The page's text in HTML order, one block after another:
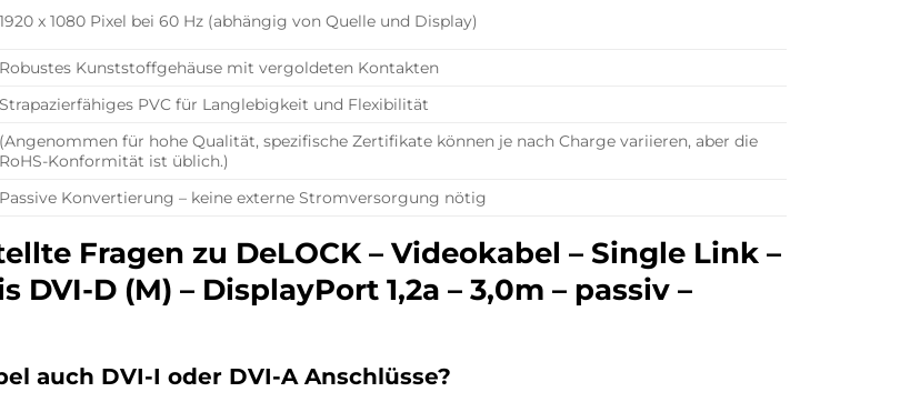
1920 x 1080 Pixel bei 60 Hz (abhängig von Quelle und Display)
Robustes Kunststoffgehäuse mit vergoldeten Kontakten
Strapazierfähiges PVC für Langlebigkeit und Flexibilität
(Angenommen für hohe Qualität, spezifische Zertifikate können je nach Charge variieren, aber die
RoHS-Konformität ist üblich.)
Passive Konvertierung – keine externe Stromversorgung nötig
Fragen zu DeLOCK – Videokabel – Single Link –
DVI-D (M) – DisplayPort 1,2a – 3,0m – passiv –
auch DVI-I oder DVI-A Anschlüsse?